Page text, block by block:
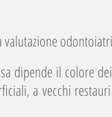
valutazione
dipende il colore
a vecchi